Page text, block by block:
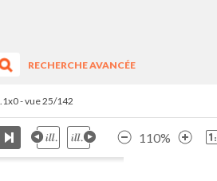
RECHERCHE AVANCÉE
- vue 25/142
110%